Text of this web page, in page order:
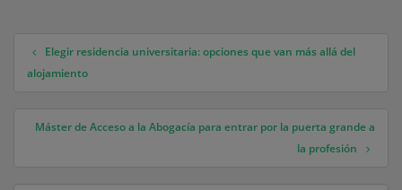
Navegación de entradas
Elegir residencia universitaria: opciones que van más allá del
alojamiento
Máster de Acceso a la Abogacía para entrar por la puerta grande a
la profesión